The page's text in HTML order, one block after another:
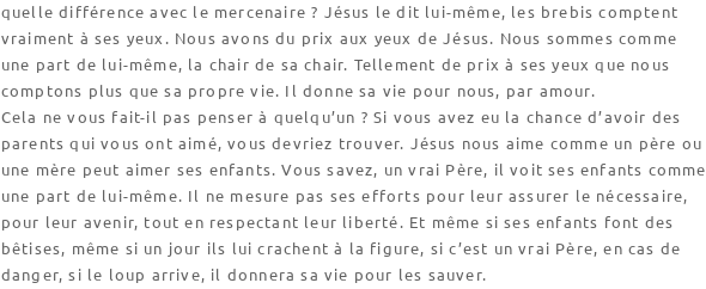
quelle différence avec le mercenaire ? Jésus le dit lui-même, les brebis comptent
vraiment à ses yeux. Nous avons du prix aux yeux de Jésus. Nous sommes comme
une part de lui-même, la chair de sa chair. Tellement de prix à ses yeux que nous
comptons plus que sa propre vie. Il donne sa vie pour nous, par amour.
Cela ne vous fait-il pas penser à quelqu’un ? Si vous avez eu la chance d’avoir des
parents qui vous ont aimé, vous devriez trouver. Jésus nous aime comme un père ou
une mère peut aimer ses enfants. Vous savez, un vrai Père, il voit ses enfants comme
une part de lui-même. Il ne mesure pas ses efforts pour leur assurer le nécessaire,
pour leur avenir, tout en respectant leur liberté. Et même si ses enfants font des
bêtises, même si un jour ils lui crachent à la figure, si c’est un vrai Père, en cas de
danger, si le loup arrive, il donnera sa vie pour les sauver.